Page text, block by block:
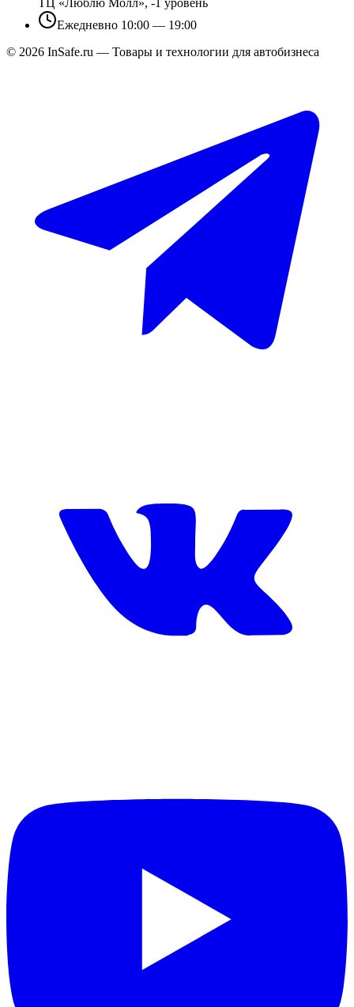
ТЦ «Люблю Молл», -1 уровень
Ежедневно 10:00 — 19:00
© 2026 InSafe.ru — Товары и технологии для автобизнеса